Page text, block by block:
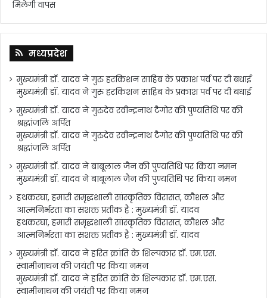
मध्यप्रदेश
मुख्यमंत्री डॉ. यादव ने गुरु हरकिशन साहिब के प्रकाश पर्व पर दी बधाई
मुख्यमंत्री डॉ. यादव ने गुरु हरकिशन साहिब के प्रकाश पर्व पर दी बधाई
मुख्यमंत्री डॉ. यादव ने गुरुदेव रवीन्द्रनाथ टैगोर की पुण्यतिथि पर की
श्रद्धांजलि अर्पित
मुख्यमंत्री डॉ. यादव ने गुरुदेव रवीन्द्रनाथ टैगोर की पुण्यतिथि पर की
श्रद्धांजलि अर्पित
मुख्यमंत्री डॉ. यादव ने बाबूलाल जैन की पुण्यतिथि पर किया नमन
मुख्यमंत्री डॉ. यादव ने बाबूलाल जैन की पुण्यतिथि पर किया नमन
हथकरघा, हमारी समृद्धशाली सांस्कृतिक विरासत, कौशल और
आत्मनिर्भरता का सशक्त प्रतीक है : मुख्यमंत्री डॉ. यादव
हथकरघा, हमारी समृद्धशाली सांस्कृतिक विरासत, कौशल और
आत्मनिर्भरता का सशक्त प्रतीक है : मुख्यमंत्री डॉ. यादव
मुख्यमंत्री डॉ. यादव ने हरित क्रांति के शिल्पकार डॉ. एम.एस.
स्वामीनाथन की जयंती पर किया नमन
मुख्यमंत्री डॉ. यादव ने हरित क्रांति के शिल्पकार डॉ. एम.एस.
स्वामीनाथन की जयंती पर किया नमन